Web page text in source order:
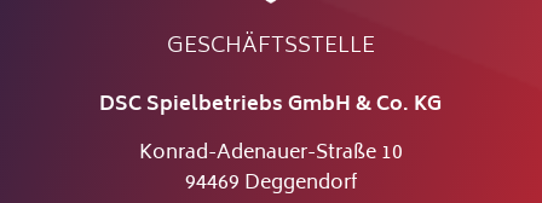
GESCHÄFTSSTELLE
DSC Spielbetriebs GmbH & Co. KG
Konrad-Adenauer-Straße 10
94469 Deggendorf